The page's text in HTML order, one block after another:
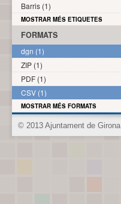
Barris (1)
MOSTRAR MÉS ETIQUETES
FORMATS
dgn (1)
ZIP (1)
PDF (1)
CSV (1)
MOSTRAR MÉS FORMATS
© 2013 Ajuntament de Girona